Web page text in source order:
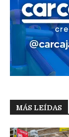
MÁS LEÍDAS